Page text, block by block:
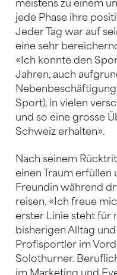
meistens zu einem
jede Phase ihre
Jeder Tag war auf
eine sehr
«Ich konnte den
Jahren, auch
Sport), in vielen
und so eine grosse
Schweiz erhalten».
Nach seinem
einen Traum erfüllen
Freundin während
reisen. «Ich freue
erster Linie steht für
bisherigen Alltag
Profisportler im
Solothurner.